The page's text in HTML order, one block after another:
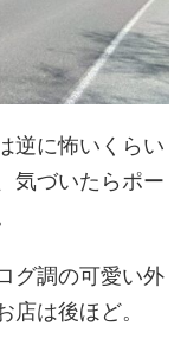
逆に怖いくらい
気づいたらポー
グ調の可愛い外
店は後ほど。